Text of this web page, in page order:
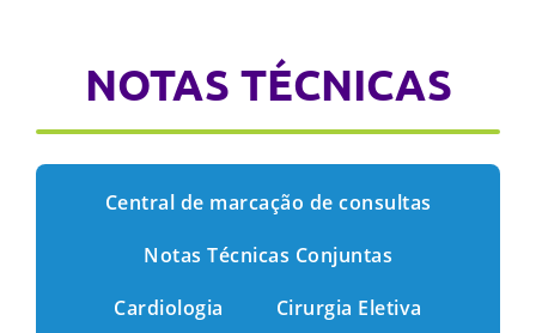
NOTAS TÉCNICAS
Central de marcação de consultas
Notas Técnicas Conjuntas
Cardiologia
Cirurgia Eletiva